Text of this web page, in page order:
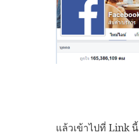
แล้วเข้าไปที่ Link นี้